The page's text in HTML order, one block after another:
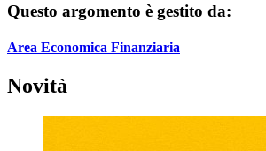
Questo argomento è gestito da:
Area Economica Finanziaria
Novità